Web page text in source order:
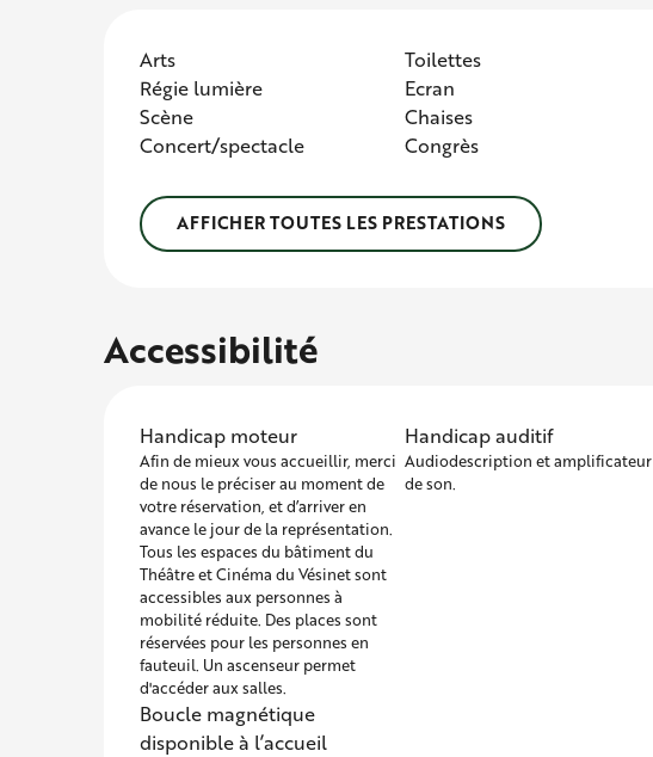
Arts Toilettes
Régie lumière
Ecran
Scène
Chaises
Concert/spectacle
Congrès
AFFICHER TOUTES LES PRESTATIONS
Accessibilité
Handicap moteur
Afin de mieux vous accueillir, merci
de nous le préciser au moment de
votre réservation, et d’arriver en
avance le jour de la représentation.
Tous les espaces du bâtiment du
Théâtre et Cinéma du Vésinet sont
accessibles aux personnes à
mobilité réduite. Des places sont
réservées pour les personnes en
fauteuil. Un ascenseur permet
d'accéder aux salles.
Handicap auditif
Audiodescription et amplificateur
de son.
Boucle magnétique
disponible à l’accueil